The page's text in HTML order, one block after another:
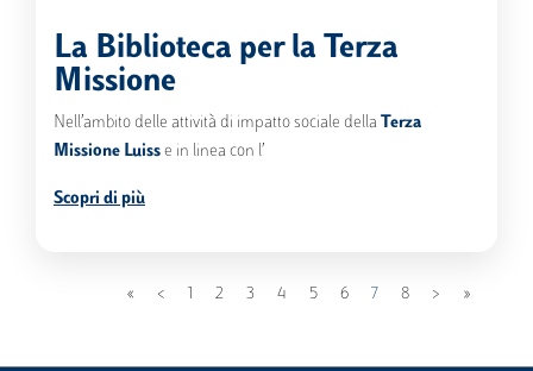
La Biblioteca per la Terza
Missione
Nell’ambito delle attività di impatto sociale della Terza
Missione Luiss e in linea con l’
Scopri di più
« Prima pagina
< Pagina precedente
Pagina
1 Pagina
2 Pagina
3 Pagina
4 Pagina
5 Pagina
6
Pagina
7 Pagina
8 > Pagina
»Ultima